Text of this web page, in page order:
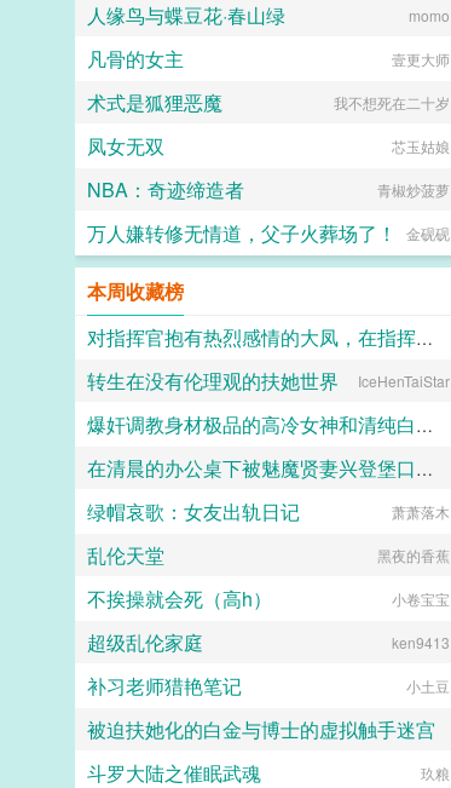
疯对她强取豪夺，也不会利用信息素
不作声地带她绕开所有的剧情点。因
有一个能来到她的面前。郁淼爱易
她到最后都会弹开，即使她说她愿
掉了抑制剂，处理掉了一直在烦她的
璟，我难受。帮帮我1始终1v12超听
话小狗攻amp主人级别涩涩的诱受3
女a无挂件2023725文案已截图备
份。...
人缘鸟与蝶豆花·春山绿 momo
凡骨的女主 壹更大师
术式是狐狸恶魔 我不想死在二十岁
凤女无双 芯玉姑娘
NBA：奇迹缔造者 青椒炒菠萝
万人嫌转修无情道，父子火葬场了！ 金砚砚
本周收藏榜
对指挥官抱有热烈感情的大凤，在指挥官被迫出差的一年中被黑人用媚药和甜言蜜语玩弄成满身刺青的媚黑婊子
Kyle
转生在没有伦理观的扶她世界 IceHenTaiStar
爆奸调教身材极品的高冷女神和清纯白袜甜妹留学生，射满她们的鞋柜里的高跟鞋和小皮鞋
在清晨的办公桌下被魅魔贤妻兴登堡口交，夜晚在宴会厅角落的鞋交
火锅气候
绿帽哀歌：女友出轨日记 萧萧落木
乱伦天堂 黑夜的香蕉
不挨操就会死（高h） 小卷宝宝
超级乱伦家庭 ken9413
补习老师猎艳笔记 小土豆
被迫扶她化的白金与博士的虚拟触手迷宫
白虚
斗罗大陆之催眠武魂 玖粮